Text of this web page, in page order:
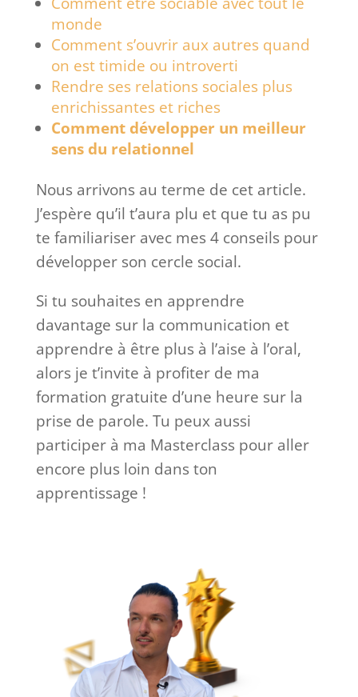
monde
Comment s’ouvrir aux autres quand
on est timide ou introverti
Rendre ses relations sociales plus
enrichissantes et riches
Comment développer un meilleur
sens du relationnel
Nous arrivons au terme de cet article.
J’espère qu’il t’aura plu et que tu as pu
te familiariser avec mes 4 conseils pour
développer son cercle social.
Si tu souhaites en apprendre
davantage sur la communication et
apprendre à être plus à l’aise à l’oral,
alors je t’invite à profiter de ma
formation gratuite d’une heure sur la
prise de parole. Tu peux aussi
participer à ma Masterclass pour aller
encore plus loin dans ton
apprentissage !